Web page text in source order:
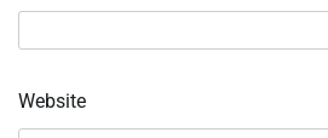
Website